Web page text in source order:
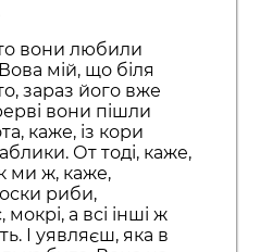
вони любили
мій, що біля
зараз його вже
вони пішли
каже, із кори
От тоді, каже,
ми ж, каже,
риби,
а всі інші ж
І уявляєш, яка в